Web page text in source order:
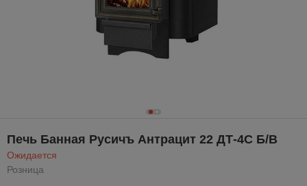
Печь Банная Русичъ Антрацит 22 ДТ-4С Б/В
Ожидается
Розница